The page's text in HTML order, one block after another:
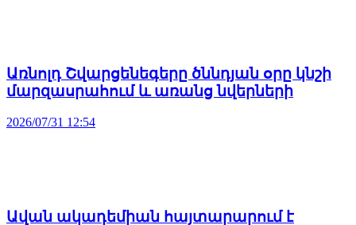
Առնոլդ Շվարցենեգերը ծննդյան օրը կնշի
մարզասրահում և առանց նվերների
2026/07/31 12:54
Ավան ակադեմիան հայտարարում է